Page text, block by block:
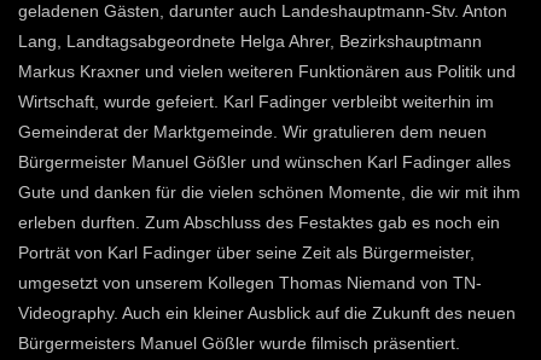
geladenen Gästen, darunter auch Landeshauptmann-Stv. Anton
Lang, Landtagsabgeordnete Helga Ahrer, Bezirkshauptmann
Markus Kraxner und vielen weiteren Funktionären aus Politik und
Wirtschaft, wurde gefeiert. Karl Fadinger verbleibt weiterhin im
Gemeinderat der Marktgemeinde. Wir gratulieren dem neuen
Bürgermeister Manuel Gößler und wünschen Karl Fadinger alles
Gute und danken für die vielen schönen Momente, die wir mit ihm
erleben durften. Zum Abschluss des Festaktes gab es noch ein
Porträt von Karl Fadinger über seine Zeit als Bürgermeister,
umgesetzt von unserem Kollegen Thomas Niemand von TN-
Videography. Auch ein kleiner Ausblick auf die Zukunft des neuen
Bürgermeisters Manuel Gößler wurde filmisch präsentiert.